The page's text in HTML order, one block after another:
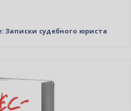
Записки судебного юриста